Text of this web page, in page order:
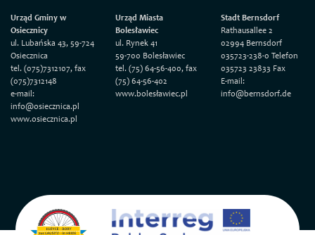
Urząd Gminy w
Osiecznicy
ul. Lubańska 43, 59-724
Osiecznica
tel. (075)7312107, fax
(075)7312148
e-mail:
info@osiecznica.pl
www.osiecznica.pl
Urząd Miasta
Bolesławiec
ul. Rynek 41
59-700 Bolesławiec
tel. (75) 64-56-400, fax
(75) 64-56-402
www.bolesławiec.pl
Stadt Bernsdorf
Rathausallee 2
02994 Bernsdorf
035723-238-0 Telefon
035723 23833 Fax
E-mail:
info@bernsdorf.de